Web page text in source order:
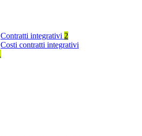
Contratti integrativi 2
Costi contratti integrativi